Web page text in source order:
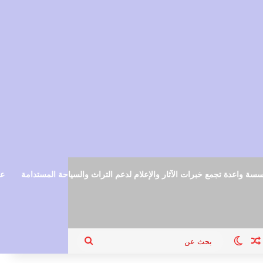
واعدة تجمع خبرات الآثار والإعلام لدعم التراث والسياحة المستدامة
الدخول
مقال عشوائي
الوضع المظلم
بحث